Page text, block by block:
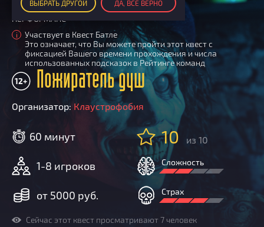
ВЫБРАТЬ ДРУГОЙ ДА, ВСЕ ВЕРНО
КАРТА КВЕСТОВ
РЕЙТИНГ КОМАНД
Итоговый рейтинг
По количеству очков
По качеству игры
Список команд
ПОИСК КОМАНДЫ
КВЕСТ БАТЛ
Cashback
Как подсчитываются рейтинги
Новости
Партнерам
ПЕРФОРМАНС
i
Участвует в Квест Батле
Это означает, что Вы можете пройти этот квест с
фиксацией Вашего времени прохождения и числа
использованных подсказок в Рейтинге команд
Пожиратель душ
12+
Организатор: Клаустрофобия
60 минут
1-8 игроков
от 5000 руб.
10 из 10
Сложность
Страх
Сейчас этот квест просматривают 7 человек